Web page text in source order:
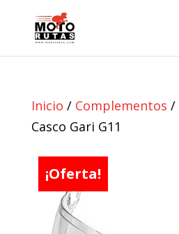
Inicio / Complementos /
Casco Gari G11
¡Oferta!